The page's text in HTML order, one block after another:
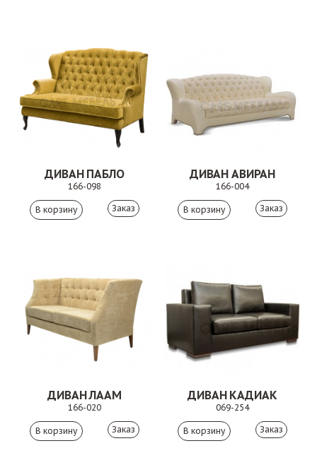
ДИВАН ПАБЛО
166-098
Заказ
ДИВАН АВИРАН
166-004
Заказ
ДИВАН ЛААМ
166-020
Заказ
ДИВАН КАДИАК
069-254
Заказ